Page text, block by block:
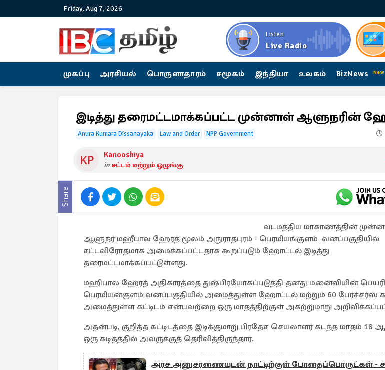
Friday, Aug 7, 2026
Listen
Live Radio
முகப்பு அரசியல் பொருளாதாரம் சமூகம் இந்தியா உலகம் BizNews New
இடித்து தரைமட்டமாக்கப்பட்ட முன்னாள் ஆளுநரின்
Anura Kumara Dissanayaka Law and Order NPP Government
Kanooshiya
in சட்டம் மற்றும் ஒழுங்கு
Share
வடமத்திய மாகாணத்தின்
ஆளுநர் மஹீபால ஹேரத் மூலம் அநுராதபுரம் - பெரமியங்குளம் வனப்பகுதியில்
சட்டவிரோதமாக அமைக்கப்பட்டதாக கூறப்படும் ஹோட்டல் இடித்து
தரைமட்டமாக்கப்பட்டுள்ளது.
மஹிபால ஹேரத் அதிகாரத்தை துஷ்பிரயோகப்படுத்தி தனது மனைவியின்
பெரமியன்குளம் வனப்பகுதியில் அமைத்துள்ள ஹோட்டல் மற்றும் 60 பேர்ச்சர்ஸ்
அமைத்துள்ள கட்டிடம் என்பவற்றை ஒரு மாதத்திற்குள் அகற்றுமாறு
அதன்படி, குறித்த கட்டிடத்தை இடிக்குமாறு பிரதேச செயலாளர் கடந்த மாதம் 18
ஒரு கடிதத்தில் அவருக்குத் தெரிவித்திருந்தார்.
அரச அனுசரணையுடன் நாட்டிற்குள் போதைப்பொருட்கள் -